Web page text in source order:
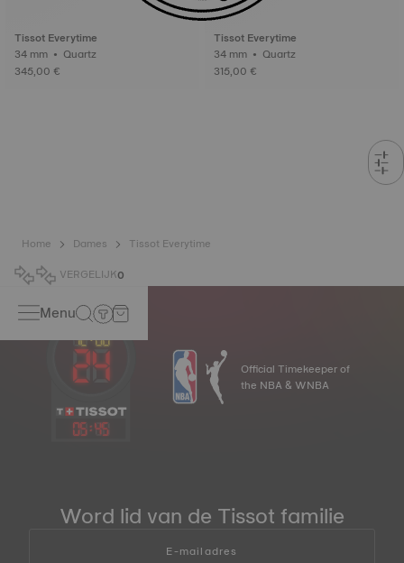
Tissot Everytime
34 mm • Quartz
345,00 €
Tissot Everytime
34 mm • Quartz
315,00 €
Home Dames
Tissot Everytime
VERGELIJK0
Menu
05:45
Official Timekeeper of
the NBA & WNBA
Word lid van de Tissot familie
E-mailadres